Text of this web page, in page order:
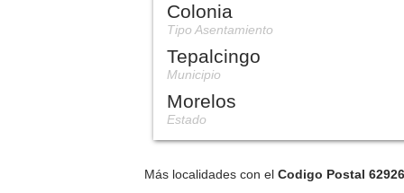
Colonia
Tipo Asentamiento
Tepalcingo
Municipio
Morelos
Estado
Más localidades con el Codigo Postal 62926